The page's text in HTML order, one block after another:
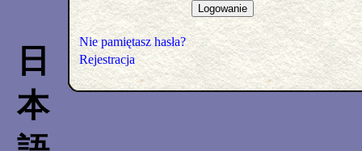
日
本
Nie pamiętasz hasła?
Rejestracja